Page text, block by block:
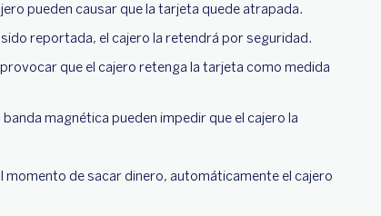
pueden causar que la tarjeta quede atrapada.
reportada, el cajero la retendrá por seguridad.
que el cajero retenga la tarjeta como medida
magnética pueden impedir que el cajero la
de sacar dinero, automáticamente el cajero